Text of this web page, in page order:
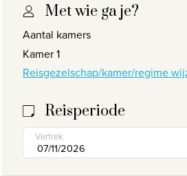
© 2026, Travelworld
Met wie ga je?
Aantal kamers
Kamer 1
Reisgezelschap/kamer/regime
Reisperiode
Vertrek